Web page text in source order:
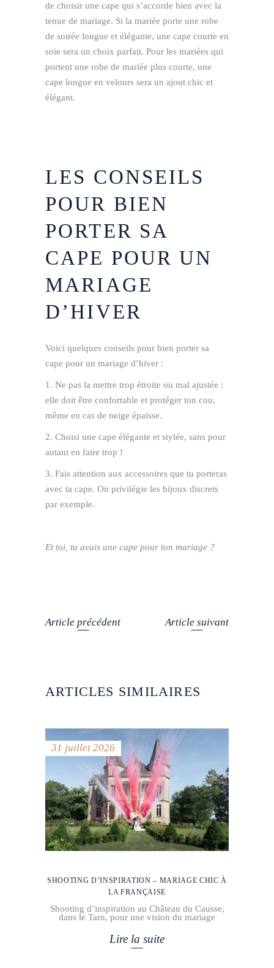
de choisir une cape qui s’accorde bien avec la
tenue de mariage. Si la mariée porte une robe
de soirée longue et élégante, une cape courte en
soie sera un choix parfait. Pour les mariées qui
portent une robe de mariée plus courte, une
cape longue en velours sera un ajout chic et
élégant.
LES CONSEILS
POUR BIEN
PORTER SA
CAPE POUR UN
MARIAGE
D’HIVER
Voici quelques conseils pour bien porter sa
cape pour un mariage d’hiver :
1. Ne pas la mettre trop étroite ou mal ajustée :
elle doit être confortable et protéger ton cou,
même en cas de neige épaisse.
2. Choisi une cape élégante et stylée, sans pour
autant en faire trop !
3. Fais attention aux accessoires que tu porteras
avec ta cape. On privilégie les bijoux discrets
par exemple.
Et toi, tu avais une cape pour ton mariage ?
Article précédent Article suivant
ARTICLES SIMILAIRES
31 juillet 2026
SHOOTING D’INSPIRATION – MARIAGE CHIC À
LA FRANÇAISE
Shooting d’inspiration au Château du Causse,
dans le Tarn, pour une vision du mariage
Lire la suite